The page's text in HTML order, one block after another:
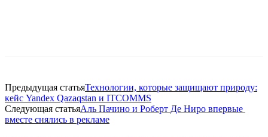
Предыдущая статьяТехнологии, которые защищают природу:
кейс Yandex Qazaqstan и ITCOMMS
Следующая статьяАль Пачино и Роберт Де Ниро впервые
вместе снялись в рекламе